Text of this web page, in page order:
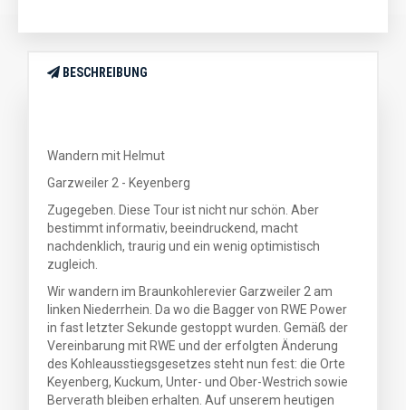
BESCHREIBUNG
Wandern mit Helmut
Garzweiler 2 - Keyenberg
Zugegeben. Diese Tour ist nicht nur schön. Aber
bestimmt informativ, beeindruckend, macht
nachdenklich, traurig und ein wenig optimistisch
zugleich.
Wir wandern im Braunkohlerevier Garzweiler 2 am
linken Niederrhein. Da wo die Bagger von RWE Power
in fast letzter Sekunde gestoppt wurden. Gemäß der
Vereinbarung mit RWE und der erfolgten Änderung
des Kohleausstiegsgesetzes steht nun fest: die Orte
Keyenberg, Kuckum, Unter- und Ober-Westrich sowie
Berverath bleiben erhalten. Auf unserem heutigen